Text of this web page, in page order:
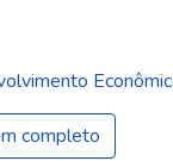
completo